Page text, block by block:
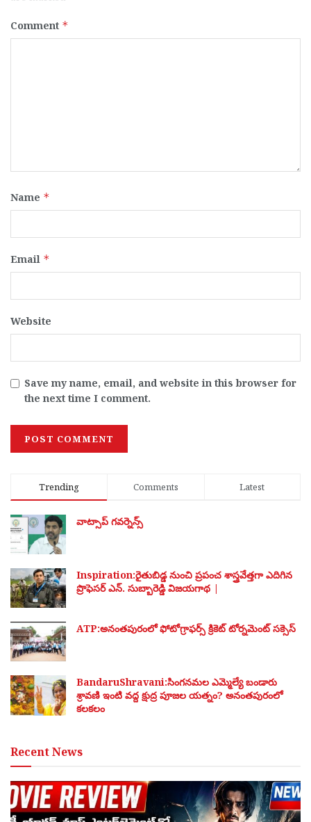
Comment *
Name *
Email *
Website
Save my name, email, and website in this browser for
the next time I comment.
Trending Comments Latest
వాట్సాప్ గవర్నెన్స్
Inspiration:రైతుబిడ్డ నుంచి ప్రపంచ శాస్త్రవేత్తగా ఎదిగిన
ప్రొఫెసర్ ఎన్. సుబ్బారెడ్డి విజయగాథ |
ATP:అనంతపురంలో ఫోటోగ్రాఫర్స్ క్రికెట్ టోర్నమెంట్ సక్సెస్
BandaruShravani:సింగనమల ఎమ్మెల్యే బండారు
శ్రావణి ఇంటి వద్ద క్షుద్ర పూజల యత్నం? అనంతపురంలో
కలకలం
Recent News